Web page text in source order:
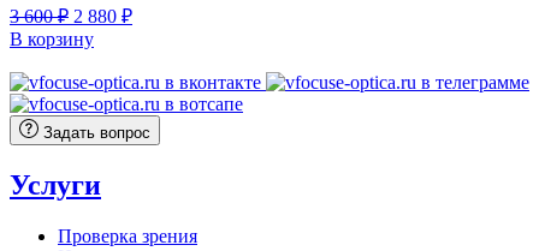
3 600₽ Первоначальная
цена
составляла
3
600 ₽.
2 880 ₽Текущая
880 ₽.
В корзину
Задать вопрос
Услуги
Проверка зрения